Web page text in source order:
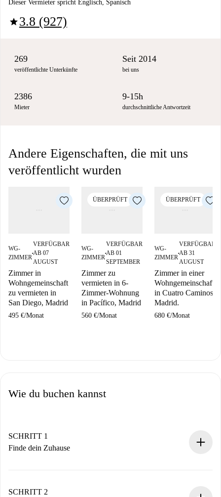
Dieser Vermieter spricht Englisch, Spanisch
star3.8 (927)
269
veröffentlichte Unterkünfte
Seit 2014
bei uns
2386
Mieter
9-15h
durchschnittliche Antwortzeit
Andere Eigenschaften, die mit uns
veröffentlicht wurden
WG-
ZIMMER
■
VERFÜGBAR
AB 07
AUGUST
Zimmer in
Wohngemeinschaft
zu vermieten in
San Diego, Madrid
495 €/Monat
ÜBERPRÜFT
WG-
ZIMMER
■
VERFÜGBAR
AB 01
SEPTEMBER
Zimmer zu
vermieten in 6-
Zimmer-Wohnung
in Pacífico, Madrid
560 €/Monat
ÜBERPRÜFT
WG-
ZIMMER
■
VERFÜGBAR
AB 31
AUGUST
Zimmer in einer
Wohngemeinschaft
in Cuatro Caminos,
Madrid.
680 €/Monat
Wie du buchen kannst
SCHRITT 1
Finde dein Zuhause
Du erhältst alle notwendigen Informationen im Voraus.
SCHRITT 2